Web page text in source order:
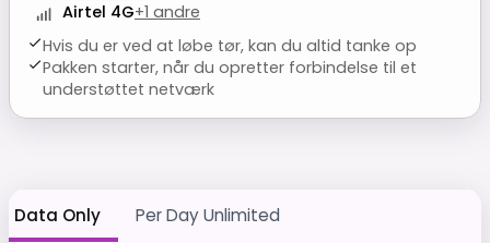
Airtel 4G+1 andre
Hvis du er ved at løbe tør, kan du altid tanke op
Pakken starter, når du opretter forbindelse til et
understøttet netværk
Data Only Per Day Unlimited